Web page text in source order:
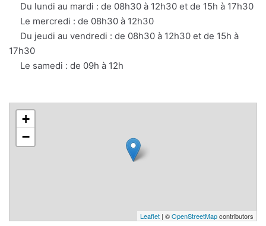
Du lundi au mardi : de 08h30 à 12h30 et de 15h à 17h30
Le mercredi : de 08h30 à 12h30
Du jeudi au vendredi : de 08h30 à 12h30 et de 15h à
17h30
Le samedi : de 09h à 12h
+
−
Leaflet | ©OpenStreetMapcontributors